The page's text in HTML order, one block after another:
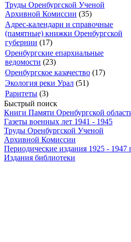
Труды Оренбургской Ученой
Архивной Комиссии (35)
Адрес-календари и справочные
(памятные) книжки Оренбургской
губернии (17)
Оренбургские епархиальные
ведомости (23)
Оренбургское казачество (17)
Экология реки Урал (51)
Раритеты (3)
Быстрый поиск
Книги Памяти Оренбургской
Газеты военных лет 1941 - 1945
Труды Оренбургской Ученой
Архивной Комиссии
Периодические издания 1925 - 1947
Издания библиотеки